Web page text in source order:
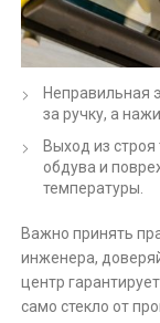
Неправильная
за ручку, а
Выход из
обдува и
температуры.
Важно принять
инженера,
центр
само стекло от